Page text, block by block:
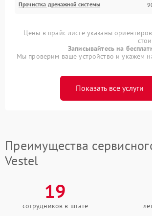
Прочистка дренажной системы
Цены в прайс-листе указаны
Записывайтесь на
Мы проверим ваше устройство и укажем
Показать все услуги
Преимущества
Vestel
19
сотрудников в штате